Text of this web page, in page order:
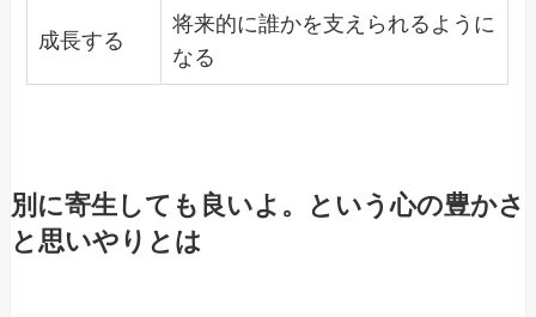
成長する
将来的に誰かを支えられるように
なる
別に寄生しても良いよ。という心の豊かさ
と思いやりとは